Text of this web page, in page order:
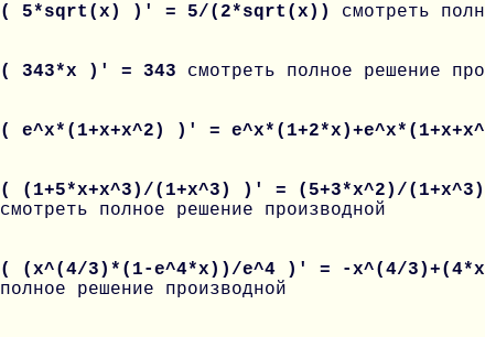
( 5*sqrt(x) )' = 5/(2*sqrt(x)) смотреть
( 343*x )' = 343 смотреть полное решение
( e^x*(1+x+x^2) )' =
( (1+5*x+x^3)/(1+x^3) )' = (5+3*x^2)/
смотреть полное решение производной
( (x^(4/3)*(1-e^4*x))/e^4 )' = -x^(4/
полное решение производной